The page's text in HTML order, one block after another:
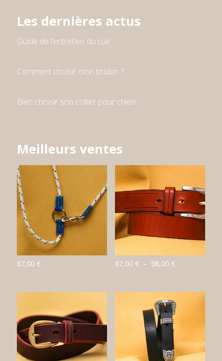
Les dernières actus
Guide de l’entretien du cuir
Comment choisir mon bridon ?
Bien choisir son collier pour chien
Meilleurs ventes
87,00 € 87,00 € – 98,00 €Plage
87,00 €
à